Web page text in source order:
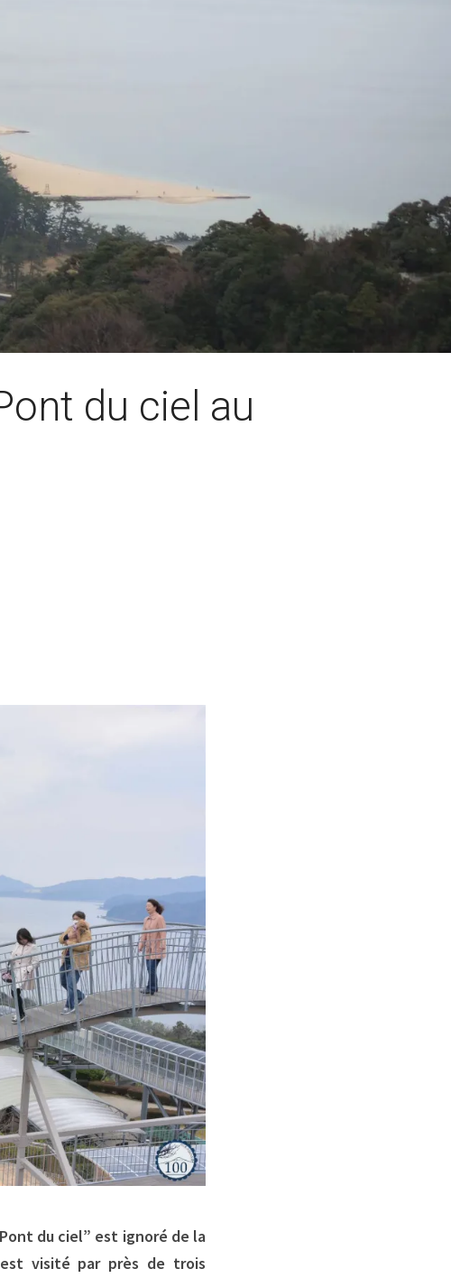
du ciel au
du ciel” est ignoré de la
est visité par près de trois